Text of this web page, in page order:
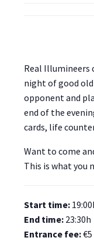
Real Illumineers
night of good old
opponent and
end of the
cards, life
Want to come
This is what you
Start time:
End time: 23:30h
Entrance fee:€5